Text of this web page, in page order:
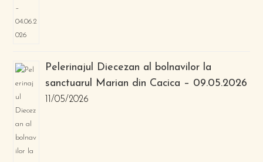
Pelerinajul Diecezan al bolnavilor la
sanctuarul Marian din Cacica – 09.05.2026
11/05/2026